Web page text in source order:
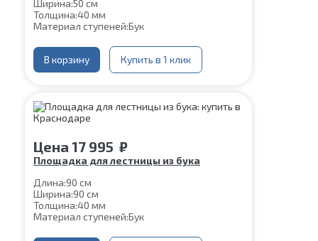
Ширина:50 см
Толщина:40 мм
Материал ступеней:Бук
В корзину Купить в 1 клик
Цена 17 995 ₽
Площадка для лестницы из бука
Длина:90 см
Ширина:90 см
Толщина:40 мм
Материал ступеней:Бук